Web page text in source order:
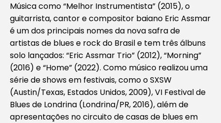
Música como “Melhor Instrumentista” (2015), o
guitarrista, cantor e compositor baiano Eric Assmar
é um dos principais nomes da nova safra de
artistas de blues e rock do Brasil e tem três álbuns
solo lançados: “Eric Assmar Trio” (2012), “Morning”
(2016) e “Home” (2022). Como músico realizou uma
série de shows em festivais, como o SXSW
(Austin/Texas, Estados Unidos, 2009), VI Festival de
Blues de Londrina (Londrina/PR, 2016), além de
apresentações no circuito de casas de blues em